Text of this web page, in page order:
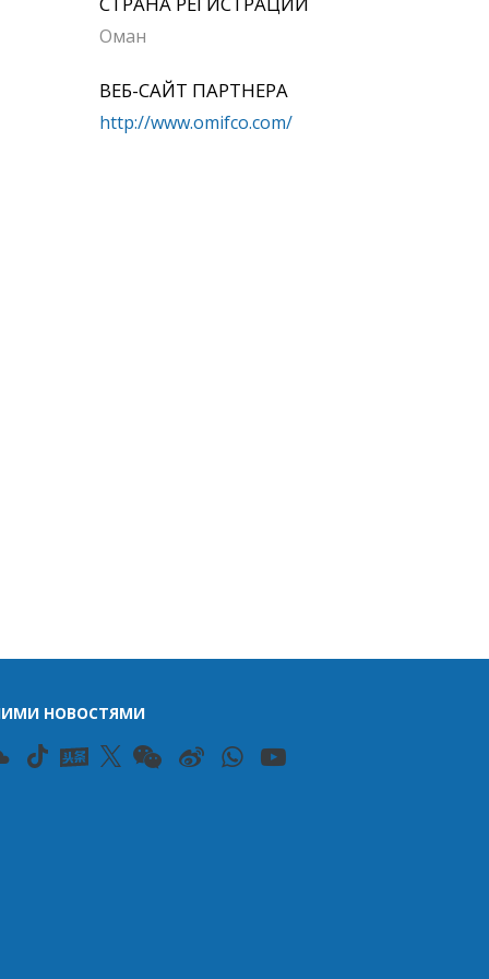
Оман
ВЕБ-САЙТ ПАРТНЕРА
http://www.omifco.com/
НОВОСТЯМИ